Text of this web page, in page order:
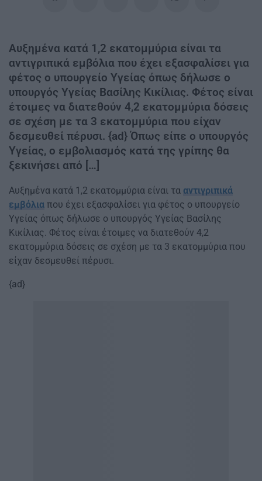
Αυξημένα κατά 1,2 εκατομμύρια είναι τα
αντιγριπικά εμβόλια που έχει εξασφαλίσει για
φέτος ο υπουργείο Υγείας όπως δήλωσε ο
υπουργός Υγείας Βασίλης Κικίλιας. Φέτος είναι
έτοιμες να διατεθούν 4,2 εκατομμύρια δόσεις
σε σχέση με τα 3 εκατομμύρια που είχαν
δεσμευθεί πέρυσι. {ad} Όπως είπε ο υπουργός
Υγείας, ο εμβολιασμός κατά της γρίπης θα
ξεκινήσει από […]
Αυξημένα κατά 1,2 εκατομμύρια είναι τα αντιγριπικά
εμβόλια που έχει εξασφαλίσει για φέτος ο υπουργείο
Υγείας όπως δήλωσε ο υπουργός Υγείας Βασίλης
Κικίλιας. Φέτος είναι έτοιμες να διατεθούν 4,2
εκατομμύρια δόσεις σε σχέση με τα 3 εκατομμύρια που
είχαν δεσμευθεί πέρυσι.
{ad}